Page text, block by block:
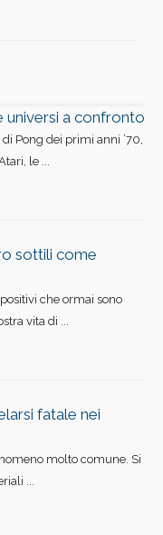
universi a confronto
Pong dei primi anni ’70,
le ...
sottili come
che ormai sono
vita di ...
fatale nei
molto comune. Si
...